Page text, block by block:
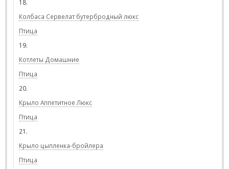
18.
Колбаса Сервелат бутербродный люкс
Птица
19.
Котлеты Домашние
Птица
20.
Крыло Аппетитное Люкс
Птица
21.
Крыло цыпленка-бройлера
Птица